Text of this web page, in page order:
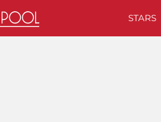
STARS